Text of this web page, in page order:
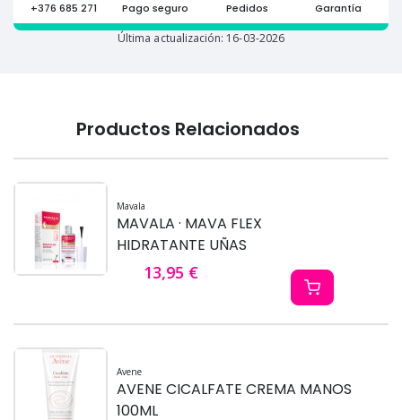
+376 685 271 Pago seguro Pedidos Garantía
Última actualización: 16-03-2026
Productos Relacionados
Mavala
MAVALA · MAVA FLEX
HIDRATANTE UÑAS
13,95 €
Avene
AVENE CICALFATE CREMA MANOS
100ML